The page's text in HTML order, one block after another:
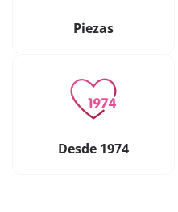
Piezas
Desde 1974